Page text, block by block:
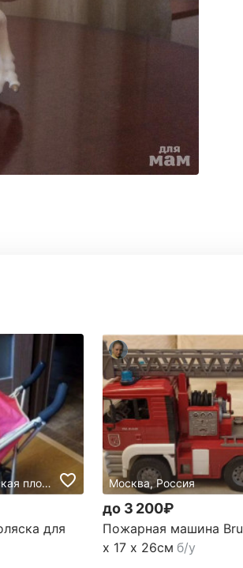
Москва (Преображенская площадь), Россия
для
Москва, Россия
до 3 200₽
Пожарная машина
х 17 х 26см б/у